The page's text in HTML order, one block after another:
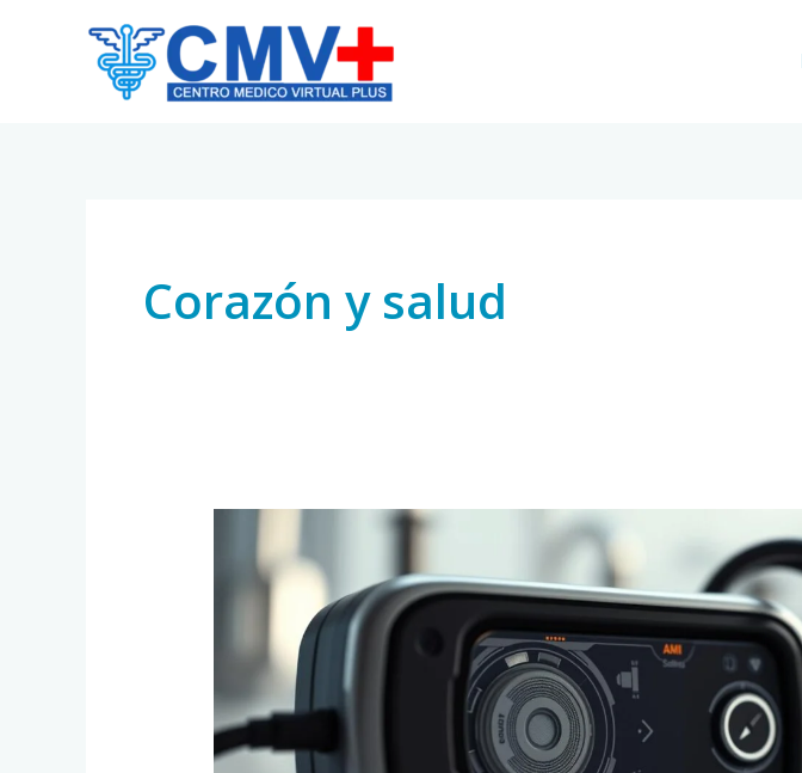
Corazón y salud
Modernos:
Todo
Necesitas
Saber